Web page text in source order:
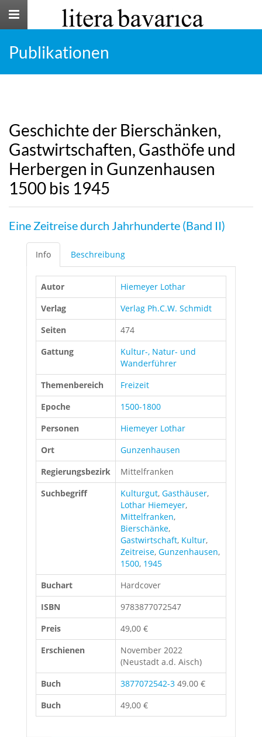
Toggle
Publikationen
Geschichte der Bierschänken,
Gastwirtschaften, Gasthöfe und
Herbergen in Gunzenhausen
1500 bis 1945
Eine Zeitreise durch Jahrhunderte (Band II)
Info Beschreibung
Autor
Hiemeyer Lothar
Verlag
Verlag Ph.C.W. Schmidt
Seiten
474
Gattung
Kultur-, Natur- und
Wanderführer
Themenbereich
Freizeit
Epoche
1500-1800
Personen
Hiemeyer Lothar
Ort
Gunzenhausen
Regierungsbezirk
Mittelfranken
Suchbegriff
Kulturgut, Gasthäuser,
Lothar Hiemeyer,
Mittelfranken,
Bierschänke,
Gastwirtschaft, Kultur,
Zeitreise, Gunzenhausen,
1500, 1945
Buchart
Hardcover
ISBN
9783877072547
Preis
49,00 €
Erschienen
November 2022
(Neustadt a.d. Aisch)
Buch
3877072542-3 49.00 €
Buch
49,00 €